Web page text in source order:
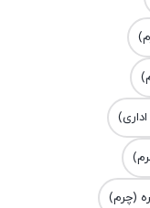
(چرم)